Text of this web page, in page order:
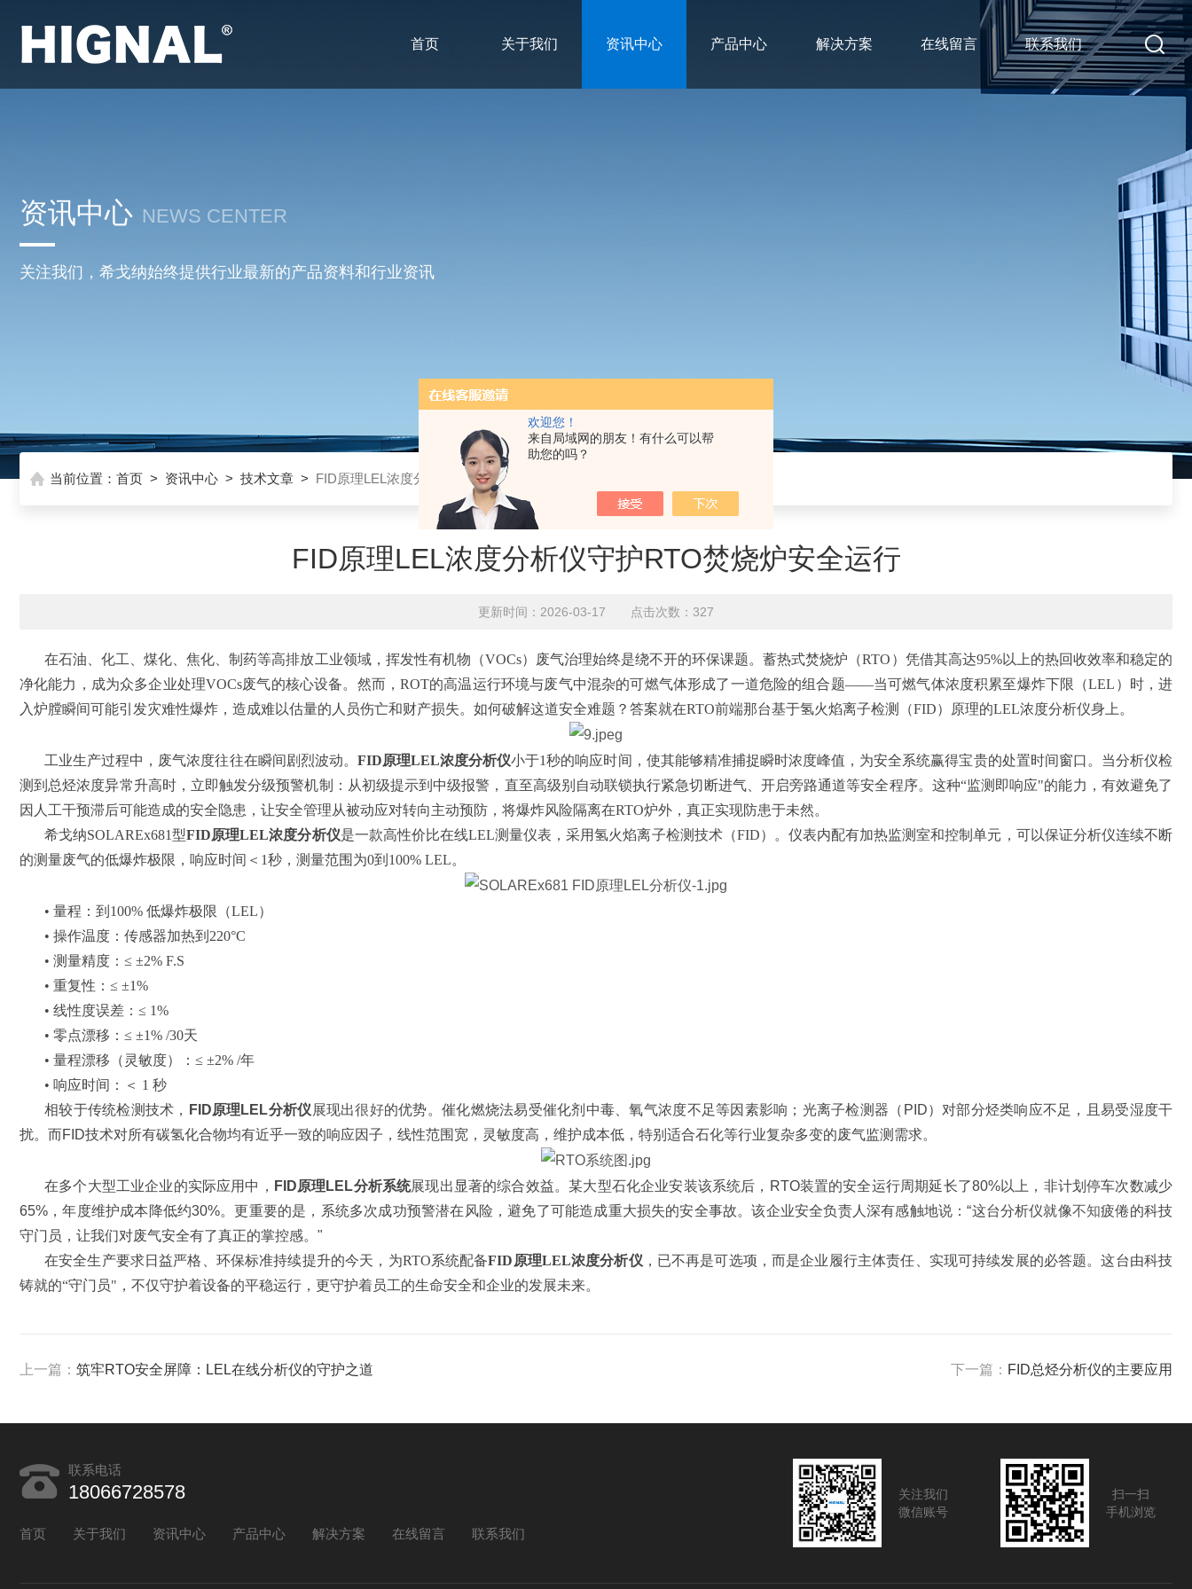
欢迎您！
来自局域网的朋友！有什么可以帮
助您的吗？
首页 关于我们 资讯中心 产品中心 解决方案 在线留言 联系我们
资讯中心 NEWS CENTER
关注我们，希戈纳始终提供行业最新的产品资料和行业资讯
当前位置： 首页 > 资讯中心 > 技术文章 > FID原理LEL浓度分析仪守护RTO焚烧炉安全运行
FID原理LEL浓度分析仪守护RTO焚烧炉安全运行
更新时间：2026-03-17 点击次数：327
在石油、化工、煤化、焦化、制药等高排放工业领域，挥发性有机物（VOCs）废气治理始终是绕不开的环保课题。蓄热式焚烧炉（RTO）凭借其高达95%以上的热回收效率和稳定的
净化能力，成为众多企业处理VOCs废气的核心设备。然而，ROT的高温运行环境与废气中混杂的可燃气体形成了一道危险的组合题——当可燃气体浓度积累至爆炸下限（LEL）时，进
入炉膛瞬间可能引发灾难性爆炸，造成难以估量的人员伤亡和财产损失。如何破解这道安全难题？答案就在RTO前端那台基于氢火焰离子检测（FID）原理的LEL浓度分析仪身上。
工业生产过程中，废气浓度往往在瞬间剧烈波动。 FID原理LEL浓度分析仪小于1秒的响应时间，使其能够精准捕捉瞬时浓度峰值，为安全系统赢得宝贵的处置时间窗口。当分析仪检
测到总烃浓度异常升高时，立即触发分级预警机制：从初级提示到中级报警，直至高级别自动联锁执行紧急切断进气、开启旁路通道等安全程序。这种“监测即响应"的能力，有效避免了
因人工干预滞后可能造成的安全隐患，让安全管理从被动应对转向主动预防，将爆炸风险隔离在RTO炉外，真正实现防患于未然。
希戈纳SOLAREx681型FID原理LEL浓度分析仪是一款高性价比在线LEL测量仪表，采用氢火焰离子检测技术（FID）。仪表内配有加热监测室和控制单元，可以保证分析仪连续不断
的测量废气的低爆炸极限，响应时间＜1秒，测量范围为0到100% LEL。
• 量程：到100% 低爆炸极限（LEL）
• 操作温度：传感器加热到220°C
• 测量精度：≤ ±2% F.S
• 重复性：≤ ±1%
• 线性度误差：≤ 1%
• 零点漂移：≤ ±1% /30天
• 量程漂移（灵敏度）：≤ ±2% /年
• 响应时间：＜ 1 秒
相较于传统检测技术，
FID原理LEL分析仪 展现出很好的优势。催化燃烧法易受催化剂中毒、氧气浓度不足等因素影响；光离子检测器（PID）对部分烃类响应不足，且易受湿度干
扰。而FID技术对所有碳氢化合物均有近乎一致的响应因子，线性范围宽，灵敏度高，维护成本低，特别适合石化等行业复杂多变的废气监测需求。
在多个大型工业企业的实际应用中， FID原理LEL分析系统展现出显著的综合效益。某大型石化企业安装该系统后，RTO装置的安全运行周期延长了80%以上，非计划停车次数减少
65%，年度维护成本降低约30%。更重要的是，系统多次成功预警潜在风险，避免了可能造成重大损失的安全事故。该企业安全负责人深有感触地说：“这台分析仪就像不知疲倦的科技
守门员，让我们对废气安全有了真正的掌控感。"
在安全生产要求日益严格、环保标准持续提升的今天，为RTO系统配备FID原理LEL浓度分析仪 ，已不再是可选项，而是企业履行主体责任、实现可持续发展的必答题。这台由科技
铸就的“守门员"，不仅守护着设备的平稳运行，更守护着员工的生命安全和企业的发展未来。
上一篇： 筑牢RTO安全屏障：LEL在线分析仪的守护之道 下一篇： FID总烃分析仪的主要应用
联系电话
18066728578
首页 关于我们 资讯中心 产品中心 解决方案 在线留言 联系我们
关注我们
微信账号
扫一扫
手机浏览